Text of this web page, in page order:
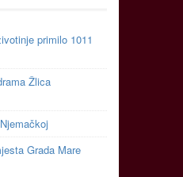
primilo 1011
Žlica
Grada Mare